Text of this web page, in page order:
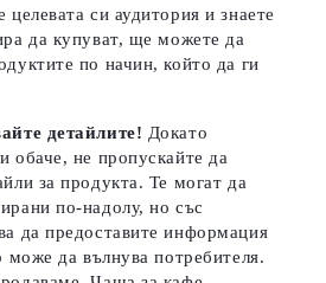
целевата си аудитория и знаете
да купуват, ще можете да
по начин, който да ги
детайлите! Докато
обаче, не пропускайте да
за продукта. Те могат да
по-надолу, но със
да предоставите информация
може да вълнува потребителя.